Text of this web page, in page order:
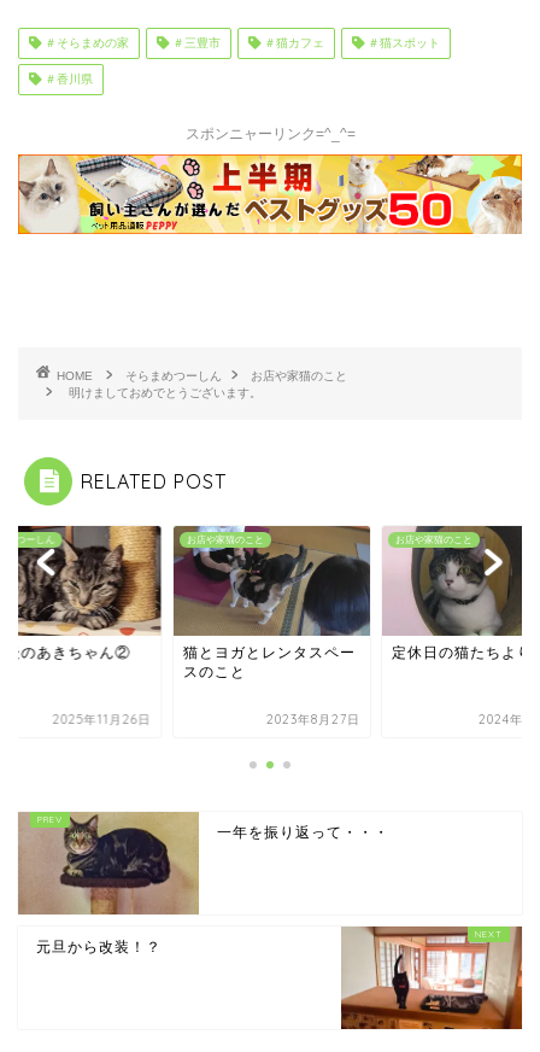
＃そらまめの家 ＃三豊市 ＃猫カフェ ＃猫スポット
＃香川県
スポンニャーリンク=^_^=
HOME そらまめつーしん
お店や家猫のこと
明けましておめでとうございます。
RELATED POST
めつーしん
後のあきちゃん②
2025年11月26日
お店や家猫のこと
猫とヨガとレンタスペー
スのこと
2023年8月27日
お店や家猫のこと
定休日の猫たちより
2024年1
一年を振り返って・・・
元旦から改装！？